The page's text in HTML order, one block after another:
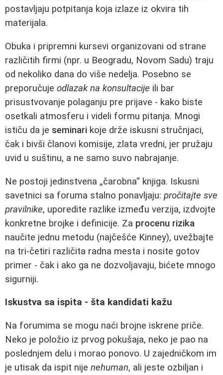
postavljaju potpitanja koja izlaze iz okvira tih
materijala.
Obuka i pripremni kursevi organizovani od strane
različitih firmi (npr. u Beogradu, Novom Sadu) traju
od nekoliko dana do više nedelja. Posebno se
preporučuje odlazak na konsultacije ili bar
prisustvovanje polaganju pre prijave - kako biste
osetkali atmosferu i videli formu pitanja. Mnogi
ističu da je seminari koje drže iskusni stručnjaci,
čak i bivši članovi komisije, zlata vredni, jer pružaju
uvid u suštinu, a ne samo suvo nabrajanje.
Ne postoji jedinstvena „čarobna“ knjiga. Iskusni
savetnici sa foruma stalno ponavljaju: pročitajte sve
pravilnike, uporedite razlike između verzija, izdvojte
konkretne brojke i definicije. Za procenu rizika
naučite jednu metodu (najčešće Kinney), uvežbajte
na tri-četiri različita radna mesta i nosite gotov
primer - čak i ako ga ne dozvoljavaju, bićete mnogo
sigurniji.
Iskustva sa ispita - šta kandidati kažu
Na forumima se mogu naći brojne iskrene priče.
Neko je položio iz prvog pokušaja, neko je pao na
poslednjem delu i morao ponovo. U zajedničkom im
je utisak da ispit nije nehuman, ali jeste ozbiljan i